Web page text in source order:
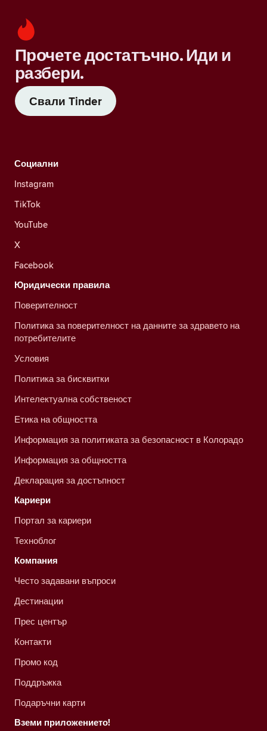
Прочете достатъчно. Иди и
разбери.
Свали Tinder
Социални
Instagram
TikTok
YouTube
X
Facebook
Юридически правила
Поверителност
Политика за поверителност на данните за здравето на
потребителите
Условия
Политика за бисквитки
Интелектуална собственост
Етика на общността
Информация за политиката за безопасност в Колорадо
Информация за общността
Декларация за достъпност
Кариери
Портал за кариери
Техноблог
Компания
Често задавани въпроси
Дестинации
Прес център
Контакти
Промо код
Поддръжка
Подаръчни карти
Вземи приложението!